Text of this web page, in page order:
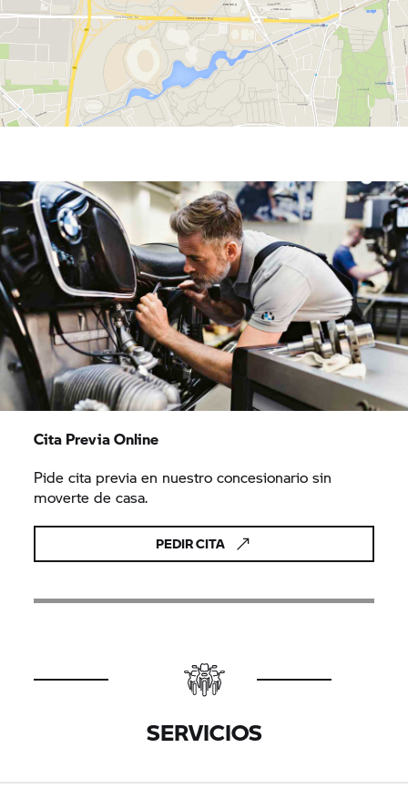
Cita Previa Online
Pide cita previa en nuestro concesionario sin
moverte de casa.
PEDIR CITA
SERVICIOS